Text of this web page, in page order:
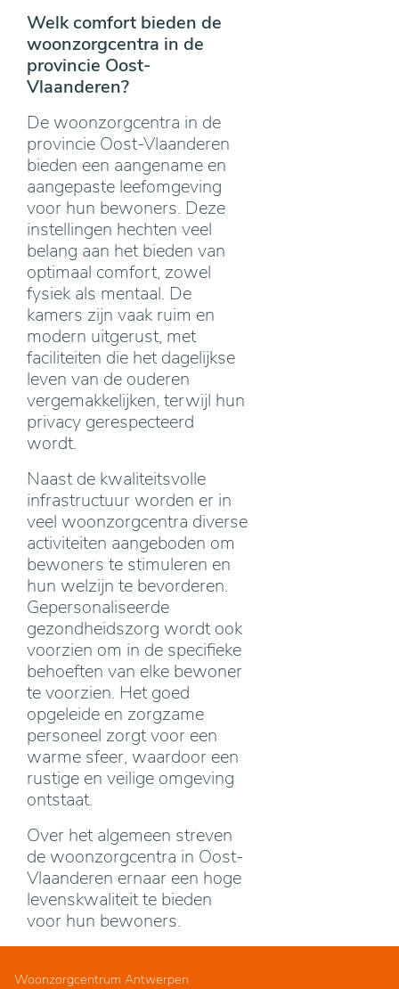
Welk comfort bieden de
woonzorgcentra in de
provincie Oost-
Vlaanderen?
De woonzorgcentra in de
provincie Oost-Vlaanderen
bieden een aangename en
aangepaste leefomgeving
voor hun bewoners. Deze
instellingen hechten veel
belang aan het bieden van
optimaal comfort, zowel
fysiek als mentaal. De
kamers zijn vaak ruim en
modern uitgerust, met
faciliteiten die het dagelijkse
leven van de ouderen
vergemakkelijken, terwijl hun
privacy gerespecteerd
wordt.
Naast de kwaliteitsvolle
infrastructuur worden er in
veel woonzorgcentra diverse
activiteiten aangeboden om
bewoners te stimuleren en
hun welzijn te bevorderen.
Gepersonaliseerde
gezondheidszorg wordt ook
voorzien om in de specifieke
behoeften van elke bewoner
te voorzien. Het goed
opgeleide en zorgzame
personeel zorgt voor een
warme sfeer, waardoor een
rustige en veilige omgeving
ontstaat.
Over het algemeen streven
de woonzorgcentra in Oost-
Vlaanderen ernaar een hoge
levenskwaliteit te bieden
voor hun bewoners.
Woonzorgcentrum Antwerpen